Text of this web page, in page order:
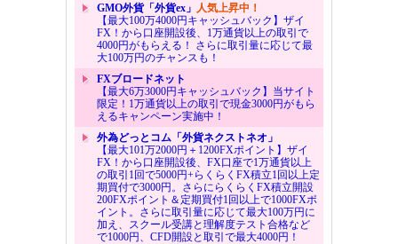
GMO外貨「外貨ex」 人気上昇中！
【最大100万4000円キャッシュバック】ザイ
FX！から口座開設後、1万通貨以上の取引で
4000円がもらえる！ さらに取引量に応じて最
大100万円のチャンスも！
FXブロードネット
【最大6万3000円キャッシュバック】当サイト
限定！1万通貨以上の取引で現金3000円がもら
えるキャンペーン実施中！
外為どっとコム「外貨ネクストネオ」
【最大101万2000円＋1200FXポイント】ザイ
FX！から口座開設後、FX口座で1万通貨以上
の取引1回で5000円+らくらくFX積立1回以上定
期買付で3000円。さらにらくらくFX積立開設
200FXポイント＆定期買付1回以上で1000FXポ
イント。さらに取引量に応じて最大100万円に
加え、スクール受講と理解度テスト合格など
で1000円、CFD開設と取引で最大4000円！